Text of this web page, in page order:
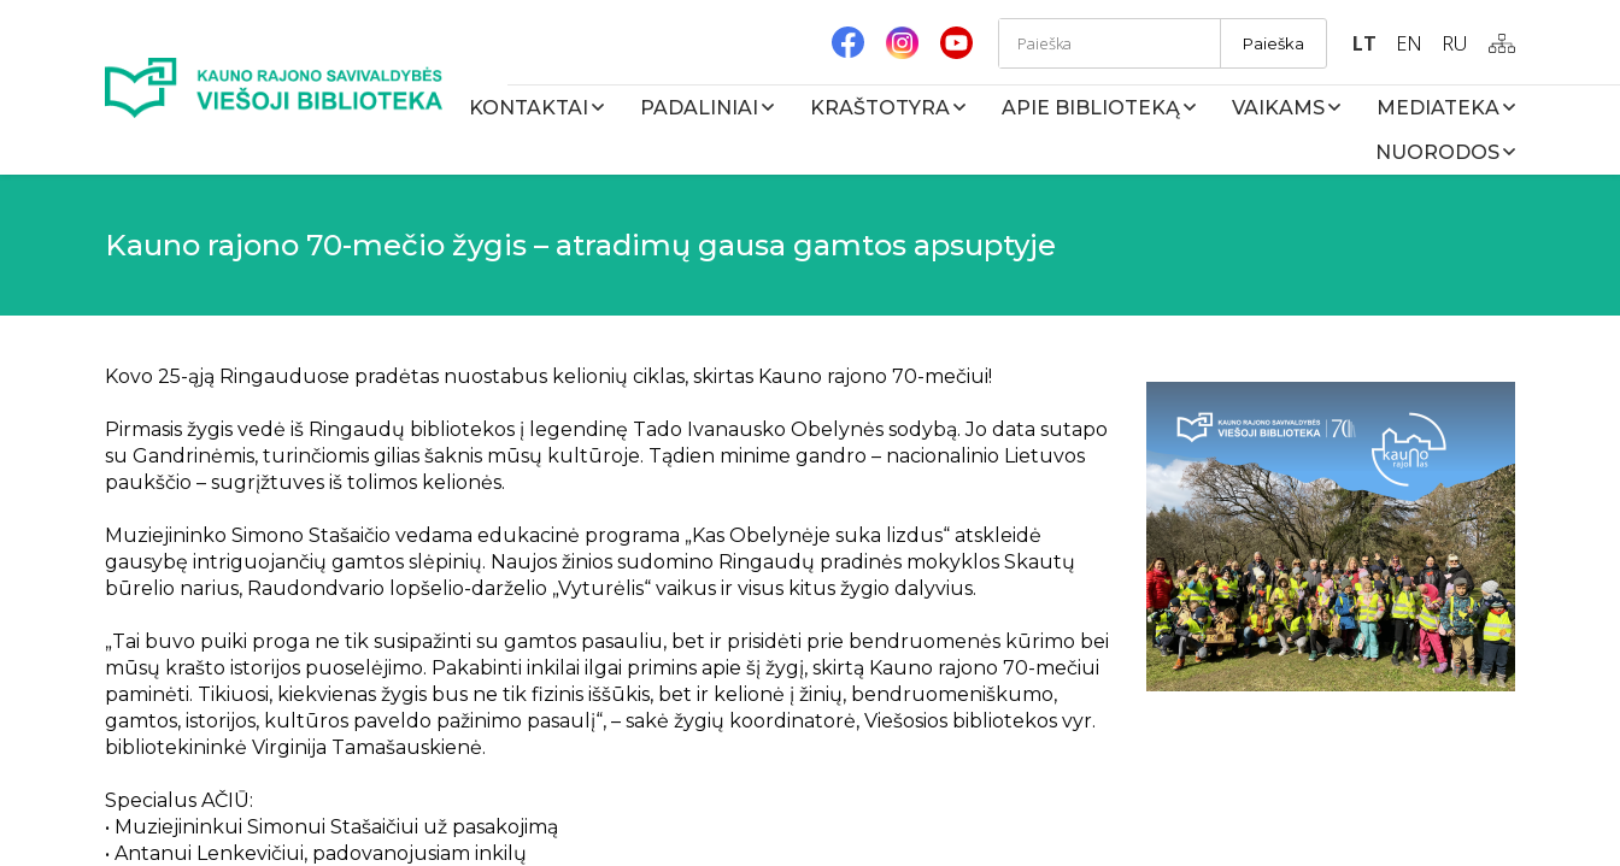
Paieška LT EN RU
KONTAKTAI PADALINIAI KRAŠTOTYRA APIE BIBLIOTEKĄ VAIKAMS
MEDIATEKA
NUORODOS
Kauno rajono 70-mečio žygis – atradimų gausa gamtos apsuptyje
Kovo 25-ąją Ringauduose pradėtas nuostabus kelionių ciklas, skirtas Kauno rajono 70-mečiui!
Pirmasis žygis vedė iš Ringaudų bibliotekos į legendinę Tado Ivanausko Obelynės sodybą. Jo data sutapo
su Gandrinėmis, turinčiomis gilias šaknis mūsų kultūroje. Tądien minime gandro – nacionalinio Lietuvos
paukščio – sugrįžtuves iš tolimos kelionės.
Muziejininko Simono Stašaičio vedama edukacinė programa „Kas Obelynėje suka lizdus“ atskleidė
gausybę intriguojančių gamtos slėpinių. Naujos žinios sudomino Ringaudų pradinės mokyklos Skautų
būrelio narius, Raudondvario lopšelio-darželio „Vyturėlis“ vaikus ir visus kitus žygio dalyvius.
„Tai buvo puiki proga ne tik susipažinti su gamtos pasauliu, bet ir prisidėti prie bendruomenės kūrimo bei
mūsų krašto istorijos puoselėjimo. Pakabinti inkilai ilgai primins apie šį žygį, skirtą Kauno rajono 70-mečiui
paminėti. Tikiuosi, kiekvienas žygis bus ne tik fizinis iššūkis, bet ir kelionė į žinių, bendruomeniškumo,
gamtos, istorijos, kultūros paveldo pažinimo pasaulį“, – sakė žygių koordinatorė, Viešosios bibliotekos vyr.
bibliotekininkė Virginija Tamašauskienė.
Specialus AČIŪ:
• Muziejininkui Simonui Stašaičiui už pasakojimą
• Antanui Lenkevičiui, padovanojusiam inkilų